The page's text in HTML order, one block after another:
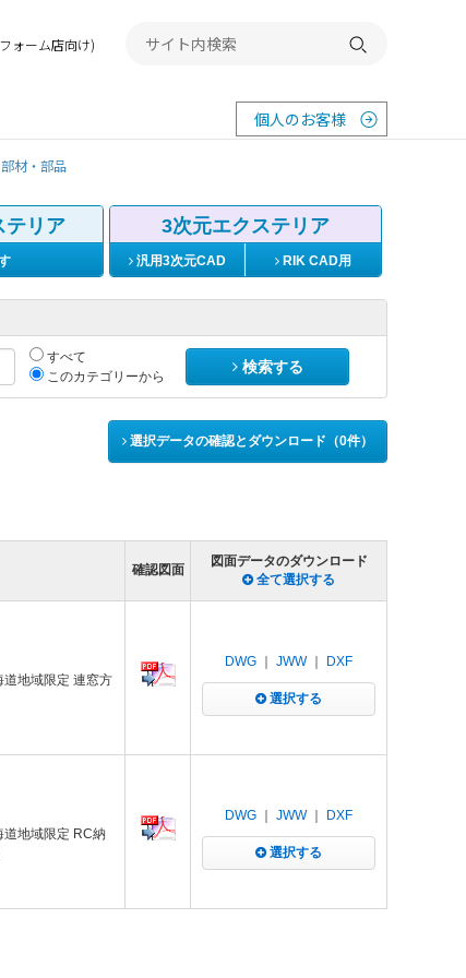
個人のお客様
ォーム店向け) 検索する
材・部品
テリア 3次元エクステリア
汎用3次元CAD RIK CAD用
すべて
このカテゴリーから
検索する
選択データの確認とダウンロード（0件）
確認図面
図面データのダウンロード
全て選択する
道地域限定 連窓方
DWG JWW｜ DXF
選択する
道地域限定 RC納
DWG JWW｜ DXF
選択する